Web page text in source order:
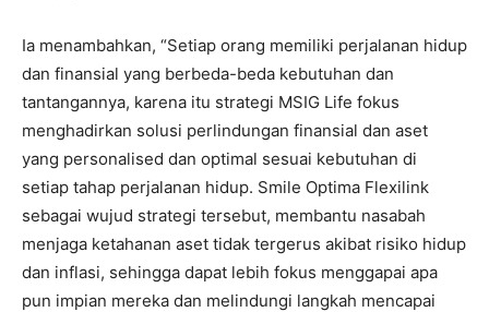
Ia menambahkan, “Setiap orang memiliki perjalanan hidup
dan finansial yang berbeda-beda kebutuhan dan
tantangannya, karena itu strategi MSIG Life fokus
menghadirkan solusi perlindungan finansial dan aset
yang personalised dan optimal sesuai kebutuhan di
setiap tahap perjalanan hidup. Smile Optima Flexilink
sebagai wujud strategi tersebut, membantu nasabah
menjaga ketahanan aset tidak tergerus akibat risiko hidup
dan inflasi, sehingga dapat lebih fokus menggapai apa
pun impian mereka dan melindungi langkah mencapai